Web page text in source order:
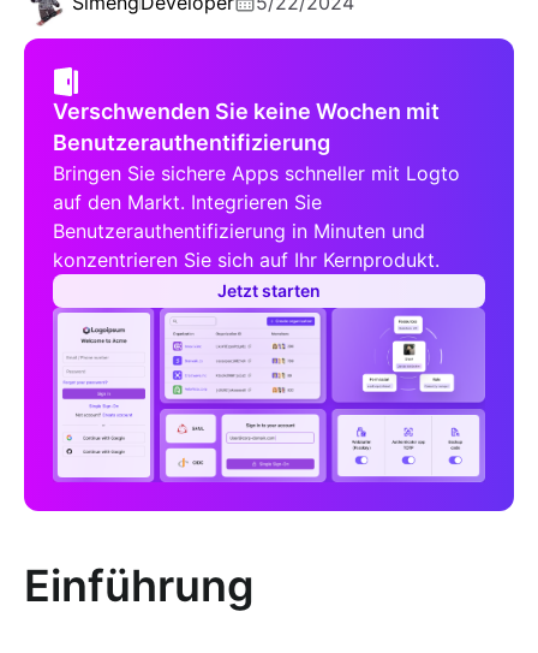
Verschwenden Sie keine Wochen mit
Benutzerauthentifizierung
Bringen Sie sichere Apps schneller mit Logto
auf den Markt. Integrieren Sie
Benutzerauthentifizierung in Minuten und
konzentrieren Sie sich auf Ihr Kernprodukt.
Jetzt starten
Einführung